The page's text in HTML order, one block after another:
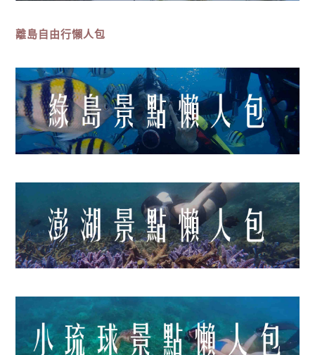
離島自由行懶人包